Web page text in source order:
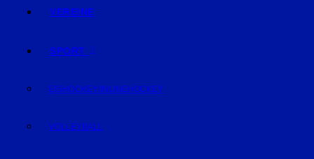
VEREINE
SPORT
EISHOCKEY/INLINEHOCKEY
VOLLEYBALL